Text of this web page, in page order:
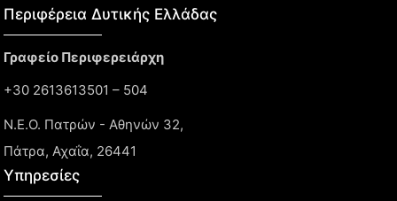
Περιφέρεια Δυτικής Ελλάδας​
Γραφείο Περιφερειάρχη
+30 2613613501 – 504
Ν.Ε.Ο. Πατρών - Αθηνών 32,
Πάτρα, Αχαΐα, 26441
Υπηρεσίες